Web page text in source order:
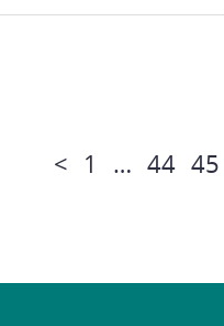
< 1 … 44 45